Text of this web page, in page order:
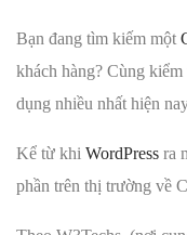
Bạn đang tìm kiếm một
khách hàng? Cùng
dụng nhiều nhất hiện
Kể từ khi WordPress ra
phần trên thị trường về